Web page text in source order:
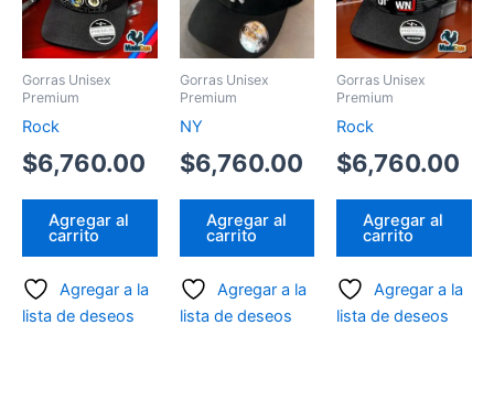
Gorras Unisex
Premium
Rock
$6,760.00
Agregar al
carrito
Agregar a la
lista de deseos
Gorras Unisex
Premium
NY
$6,760.00
Agregar al
carrito
Agregar a la
lista de deseos
Gorras Unisex
Premium
Rock
$6,760.00
Agregar al
carrito
Agregar a la
lista de deseos